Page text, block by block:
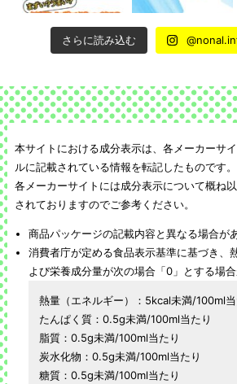
さらに読み込む
本サイトにおける成分表示は、各メーカーサ
ルに記載されている情報を転記したものです。
各メーカーサイトには成分表示について概ね
されておりますのでご参考ください。
商品パッケージの記載内容と異なる場合が
消費者庁が定める食品表示基準に基づき、
よび栄養成分量が次の場合「0」とする場
熱量（エネルギー）：5kcal未満/100ml当
たんぱく質：0.5g未満/100ml当たり
脂質：0.5g未満/100ml当たり
炭水化物：0.5g未満/100ml当たり
糖質：0.5g未満/100ml当たり